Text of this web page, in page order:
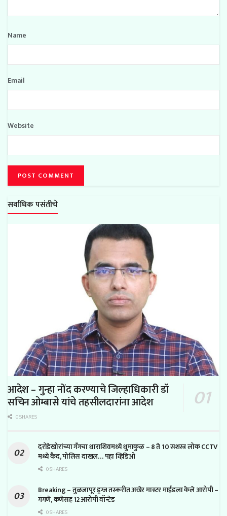
Name
Email
Website
सर्वाधिक पसंतीचे
आदेश – गुन्हा नोंद करण्याचे जिल्हाधिकारी डॉ
सचिन ओम्बासे यांचे तहसीलदारांना आदेश
0 SHARES
दरोडेखोरांच्या गँगचा धाराशिवमध्ये धुमाकुळ – 8 ते 10 सशस्त्र लोक CCTV
मध्ये कैद, पोलिस दाखल… पहा व्हिडिओ
0 SHARES
Breaking – तुळजापूर ड्रग्ज तस्करीत अखेर मास्टर माईंडला केले आरोपी –
गंगणे, कणेसह 12 आरोपी वॉन्टेड
0 SHARES